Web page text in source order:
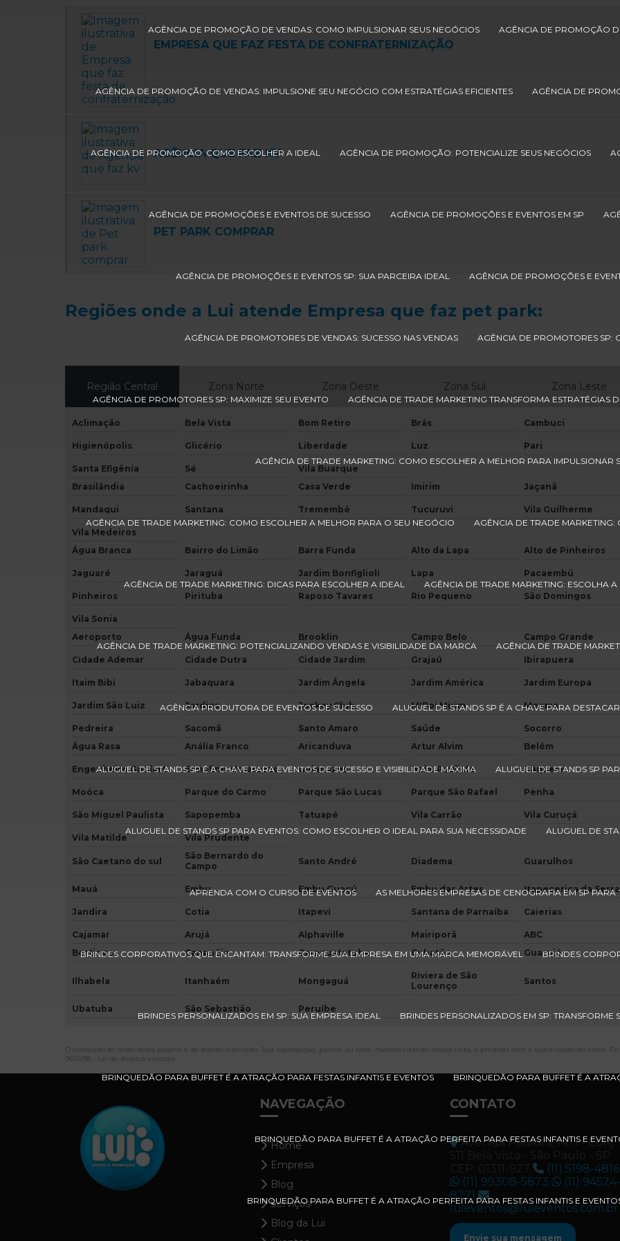
AGÊNCIA DE PROMOÇÃO DE VENDAS: COMO IMPULSIONAR SEUS NEGÓCIOS AGÊNCIA DE PROMOÇÃO
AGÊNCIA DE PROMOÇÃO DE VENDAS: IMPULSIONE SEU NEGÓCIO COM ESTRATÉGIAS EFICIENTES AGÊNCIA DE
AGÊNCIA DE PROMOÇÃO: COMO ESCOLHER A IDEAL AGÊNCIA DE PROMOÇÃO: POTENCIALIZE SEUS NEGÓCIOS
AGÊNCIA DE PROMOÇÕES E EVENTOS DE SUCESSO AGÊNCIA DE PROMOÇÕES E EVENTOS EM SP
AGÊNCIA DE PROMOÇÕES E EVENTOS SP: SUA PARCEIRA IDEAL AGÊNCIA DE PROMOÇÕES E
AGÊNCIA DE PROMOTORES DE VENDAS: SUCESSO NAS VENDAS AGÊNCIA DE PROMOTORES SP:
AGÊNCIA DE PROMOTORES SP: MAXIMIZE SEU EVENTO AGÊNCIA DE TRADE MARKETING TRANSFORMA ESTRATÉGIAS
AGÊNCIA DE TRADE MARKETING: COMO ESCOLHER A MELHOR PARA IMPULSIONAR
AGÊNCIA DE TRADE MARKETING: COMO ESCOLHER A MELHOR PARA O SEU NEGÓCIO AGÊNCIA DE TRADE MARKETING:
AGÊNCIA DE TRADE MARKETING: DICAS PARA ESCOLHER A IDEAL AGÊNCIA DE TRADE MARKETING: ESCOLHA
AGÊNCIA DE TRADE MARKETING: POTENCIALIZANDO VENDAS E VISIBILIDADE DA MARCA AGÊNCIA DE TRADE
AGÊNCIA PRODUTORA DE EVENTOS DE SUCESSO ALUGUEL DE STANDS SP É A CHAVE PARA
ALUGUEL DE STANDS SP É A CHAVE PARA EVENTOS DE SUCESSO E VISIBILIDADE MÁXIMA ALUGUEL DE STANDS SP
ALUGUEL DE STANDS SP PARA EVENTOS: COMO ESCOLHER O IDEAL PARA SUA NECESSIDADE ALUGUEL DE
APRENDA COM O CURSO DE EVENTOS AS MELHORES EMPRESAS DE CENOGRAFIA EM SP PARA
BRINDES CORPORATIVOS QUE ENCANTAM: TRANSFORME SUA EMPRESA EM UMA MARCA MEMORÁVEL BRINDES
BRINDES PERSONALIZADOS EM SP: SUA EMPRESA IDEAL BRINDES PERSONALIZADOS EM SP: TRANSFORME
BRINQUEDÃO PARA BUFFET É A ATRAÇÃO PARA FESTAS INFANTIS E EVENTOS BRINQUEDÃO PARA BUFFET É A
BRINQUEDÃO PARA BUFFET É A ATRAÇÃO PERFEITA PARA FESTAS INFANTIS E
BRINQUEDÃO PARA BUFFET É A ATRAÇÃO PERFEITA PARA FESTAS INFANTIS E
EMPRESA QUE FAZ FESTA DE CONFRATERNIZAÇÃO
AGÊNCIA QUE FAZ KV
PET PARK COMPRAR
Regiões onde a Lui atende Empresa que faz pet park:
Região Central Zona Norte Zona Oeste Zona Sul Zona Leste
Aclimação Bela Vista Bom Retiro Brás Cambuci
Higienópolis Glicério Liberdade Luz Pari
Santa Efigênia Sé
Vila Buarque
Brasilândia
Cachoeirinha Casa Verde Imirim Jaçanã
Mandaqui Santana Tremembé Tucuruvi Vila Guilherme
Vila Medeiros
Água Branca
Bairro do Limão Barra Funda Alto da Lapa Alto de Pinheiros
Jaguaré Jaraguá Jardim Bonfiglioli Lapa Pacaembú
Pinheiros Pirituba Raposo Tavares Rio Pequeno São Domingos
Vila Sonia
Aeroporto
Água Funda Brooklin Campo Belo Campo Grande
Cidade Ademar Cidade Dutra Cidade Jardim Grajaú Ibirapuera
Itaim Bibi Jabaquara Jardim Ângela Jardim América Jardim Europa
Jardim São Luiz Jardins Jockey Club M'Boi Mirim Moema
Pedreira Sacomã Santo Amaro Saúde Socorro
Água Rasa
Anália Franco Aricanduva Artur Alvim Belém
Engenheiro Goulart Ermelino Matarazzo Guianazes Itaim Paulista Itaquera
Moóca Parque do Carmo Parque São Lucas Parque São Rafael Penha
São Miguel Paulista Sapopemba Tatuapé Vila Carrão Vila Curuçá
Vila Matilde Vila Prudente
São Caetano do sul
São Bernardo do
Campo
Santo André Diadema Guarulhos
Mauá Embu Embu Guaçú Embu das Artes Itapecerica da Serra
Jandira Cotia Itapevi Santana de Parnaíba Caierias
Cajamar Arujá Alphaville Mairiporã ABC
Bertioga
Cananéia Caraguatatuba Cubatão Guarujá
Ilhabela Itanhaém Mongaguá
Riviera de São
Lourenço
Santos
Ubatuba São Sebastião Peruíbe
O conteúdo do texto desta página é de direito reservado. Sua reprodução, parcial ou total, mesmo citando nossos links, é proibida sem a autorização do autor.
9610/98 - Lei de direitos autorais
NAVEGAÇÃO
Home
Empresa
Blog
Serviços
Blog da Lui
CONTATO
Avenida Paulista, 1471 - Conj.
(11) 5198-4816
(11) 99308-5873
(11) 94524-
8771
luieventos@luieventos.com.br
Envie sua mensagem